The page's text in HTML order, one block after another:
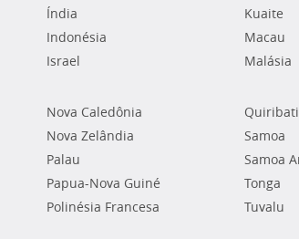
Índia
Indonésia
Israel
Kuaite
Macau
Malásia
Nova Caledônia
Nova Zelândia
Palau
Papua-Nova Guiné
Polinésia Francesa
Quiribati
Samoa
Samoa
Tonga
Tuvalu